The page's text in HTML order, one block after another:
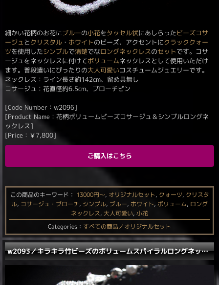
細かい花柄のお花にブルーの小花をタッセル状にあしらったビーズコサ
ージュ とクリスタル ・ ホワイトのビーズ、アクセントにクラッククォー
ツを使用したシンプルで清楚でなロングネックレスのセットです。コサ
ージュをネックレスに付けてボリュームネックレスとして使用いただけ
ます。普段遣いにぴったりの大人可愛いコスチュームジュエリーです。
ネックレス：ライン長さ約142cm、留め具無し
コサージュ：花直径約6.5cm、ブローチピン
[Code Number：w2096]
[Product Name：花柄ボリュームビーズコサージュ＆シンプルロングネ
ックレス]
[Price： ￥7,800]
ご購入はこちら
この商品のキーワード： 13000円〜, オリジナルセット, クォーツ, クリスタ
ル, コサージュ・ブローチ, シンプル, ブルー, ホワイト, ボリューム, ロング
ネックレス, 大人可愛い, 小花
Categories： すべての商品／オリジナルセット
w2093／キラキラ竹ビーズのボリュームスパイラルロングネックレス